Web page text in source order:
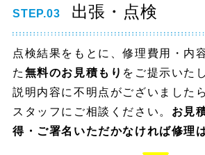
STEP.03 出張・点検
点検結果をもとに、修理費用・内
た 無料のお見積もり をご提示いた
説明内容に不明点がございました
スタッフにご相談ください。 お見
得・ご署名いただかなければ修理